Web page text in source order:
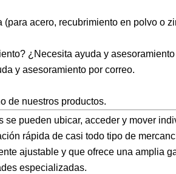
acero, recubrimiento en polvo o
¿Necesita ayuda y
y asesoramiento por correo.
de nuestros productos.
se pueden ubicar, acceder y mover
rápida de casi todo tipo de
ajustable y que ofrece una amplia
especializadas.